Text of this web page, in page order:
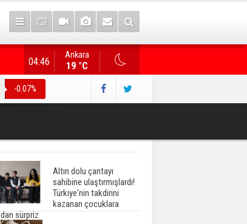
"Terörsüz Türkiye" düzenlemesi... AK Parti heyeti,
Ankara
19 °C
04:46
-0.07%
Altın dolu çantayı
sahibine ulaştırmışlardı!
Türkiye'nin takdirini
kazanan çocuklara
sürpriz